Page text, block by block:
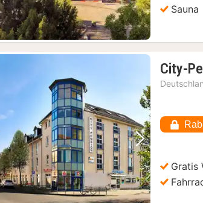
Sauna
Vorheriges Bild Nächstes
City-
Gratis